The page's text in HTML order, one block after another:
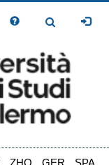
Toggle